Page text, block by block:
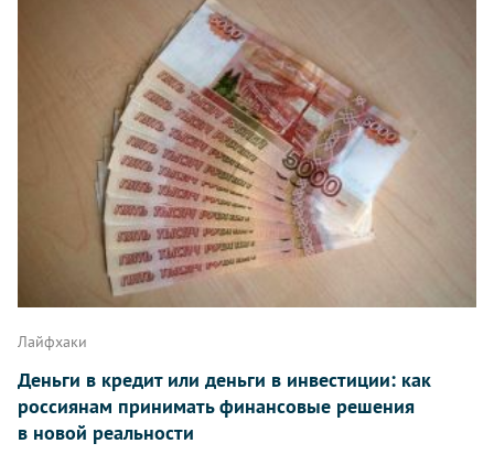
Лайфхаки
Деньги в кредит или деньги в инвестиции: как
россиянам принимать финансовые решения
в новой реальности